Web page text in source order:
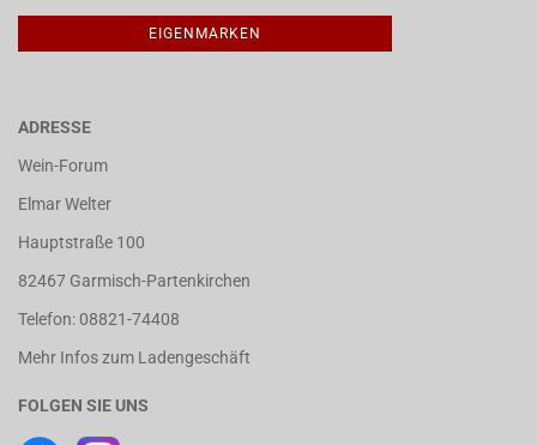
EIGENMARKEN
ADRESSE
Wein-Forum
Elmar Welter
Hauptstraße 100
82467 Garmisch-Partenkirchen
Telefon: 08821-74408
Mehr Infos zum Ladengeschäft
FOLGEN SIE UNS